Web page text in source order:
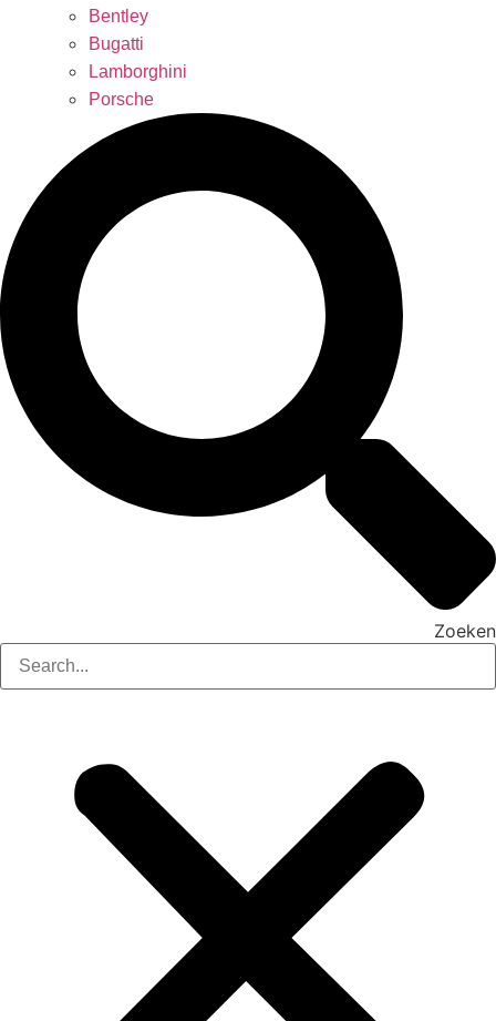
Bentley
Bugatti
Lamborghini
Porsche
Zoeken